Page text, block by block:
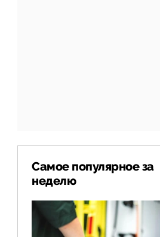
Самое популярное за
неделю